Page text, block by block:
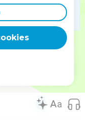
dans la maison du
; et il s'assit sur le
la ville fut
de régner.